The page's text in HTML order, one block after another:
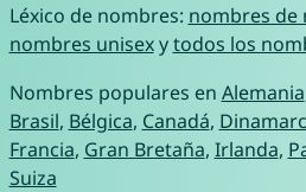
Léxico de nombres: nombres de
nombres unisexytodos los
Nombres populares en Alemania
Brasil, Bélgica, Canadá,
Francia, Gran Bretaña, Irlanda,
Suiza